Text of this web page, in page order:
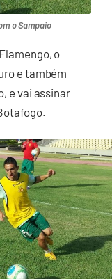
o Sampaio
o
e também
e vai assinar